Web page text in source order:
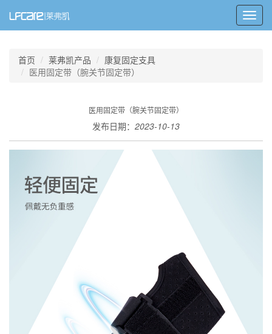
首页 莱弗凯产品
康复固定支具
医用固定带（腕关节固定带）
医用固定带（腕关节固定带）
发布日期： 2023-10-13